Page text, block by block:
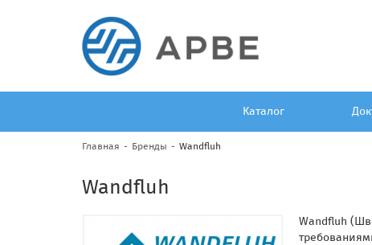
Каталог
Главная Бренды Wandfluh
Wandfluh
Wandfluh (